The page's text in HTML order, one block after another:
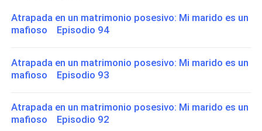
Atrapada en un matrimonio posesivo: Mi marido es un
mafioso Episodio 94
Atrapada en un matrimonio posesivo: Mi marido es un
mafioso Episodio 93
Atrapada en un matrimonio posesivo: Mi marido es un
mafioso Episodio 92